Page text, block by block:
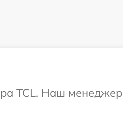
TCL. Наш менеджер